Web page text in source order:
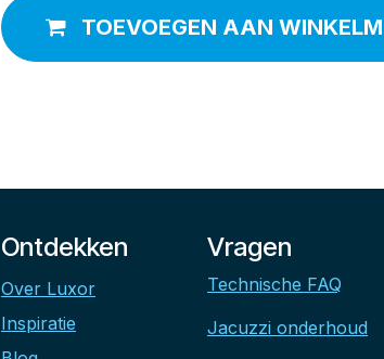
TOEVOEGEN AAN
Ontdekken
Over Luxor
Inspiratie
Vragen
Technische FAQ
Jacuzzi onderhoud